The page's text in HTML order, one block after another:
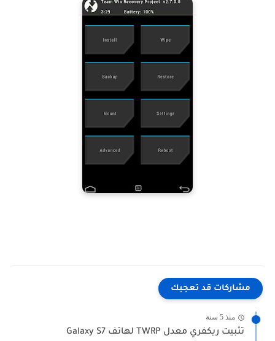
مشاركات قد تعجبك
منذ 5 سنة
تثبيت ريكفري معدل TWRP لهاتف Galaxy S7